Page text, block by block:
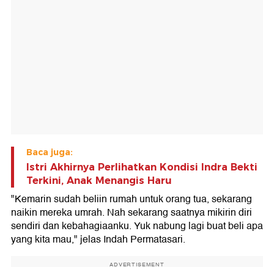
Baca juga:
Istri Akhirnya Perlihatkan Kondisi Indra Bekti
Terkini, Anak Menangis Haru
"Kemarin sudah beliin rumah untuk orang tua, sekarang
naikin mereka umrah. Nah sekarang saatnya mikirin diri
sendiri dan kebahagiaanku. Yuk nabung lagi buat beli apa
yang kita mau," jelas Indah Permatasari.
ADVERTISEMENT